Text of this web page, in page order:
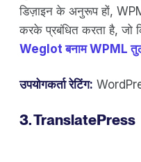
डिज़ाइन के अनुरूप हों,
करके प्रबंधित करता है, जो
Weglot बनाम WPML
उपयोगकर्ता रेटिंग:
3. TranslatePress